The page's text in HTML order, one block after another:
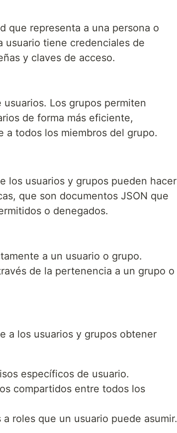
que representa a una persona o
usuario tiene credenciales de
y claves de acceso.
Los grupos permiten
de forma más eficiente,
a todos los miembros del grupo.
los usuarios y grupos pueden hacer
que son documentos JSON que
o denegados.
a un usuario o grupo.
de la pertenencia a un grupo o
a los usuarios y grupos obtener
específicos de usuario.
compartidos entre todos los
a roles que un usuario puede asumir.